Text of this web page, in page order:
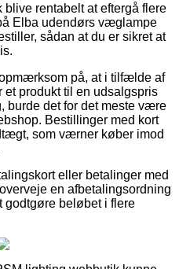
rentabelt at eftergå flere
Elba udendørs væglampe
sådan at du er sikret at
på, at i tilfælde af
produkt til en udsalgspris
burde det for det meste være
Bestillinger med kort
som værner køber imod
eller betalinger med
en afbetalingsordning
godtgøre beløbet i flere